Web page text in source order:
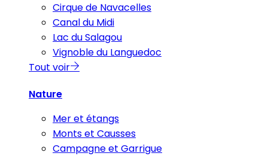
Cirque de Navacelles
Canal du Midi
Lac du Salagou
Vignoble du Languedoc
Tout voir
Nature
Mer et étangs
Monts et Causses
Campagne et Garrigue